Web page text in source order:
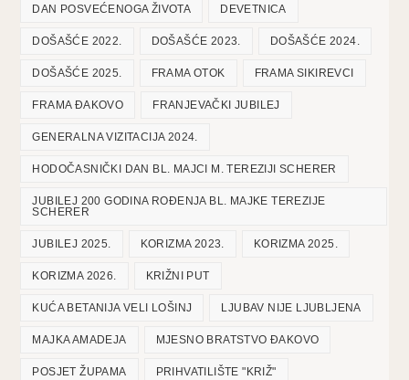
DAN POSVEĆENOGA ŽIVOTA DEVETNICA
DOŠAŠĆE 2022. DOŠAŠĆE 2023. DOŠAŠĆE 2024.
DOŠAŠĆE 2025. FRAMA OTOK FRAMA SIKIREVCI
FRAMA ĐAKOVO FRANJEVAČKI JUBILEJ
GENERALNA VIZITACIJA 2024.
HODOČASNIČKI DAN BL. MAJCI M. TEREZIJI SCHERER
JUBILEJ 200 GODINA ROĐENJA BL. MAJKE TEREZIJE
SCHERER
JUBILEJ 2025. KORIZMA 2023. KORIZMA 2025.
KORIZMA 2026. KRIŽNI PUT
KUĆA BETANIJA VELI LOŠINJ LJUBAV NIJE LJUBLJENA
MAJKA AMADEJA MJESNO BRATSTVO ĐAKOVO
POSJET ŽUPAMA PRIHVATILIŠTE "KRIŽ"